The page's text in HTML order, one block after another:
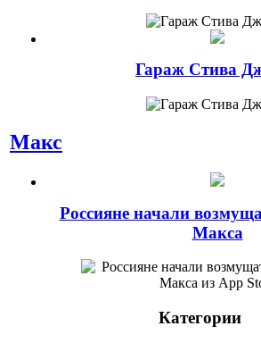
Гараж Стива
Макс
Россияне начали
Макса
Категории